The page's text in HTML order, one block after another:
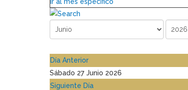
Día Anterior
Sábado 27 Junio 2026
Siguiente Día